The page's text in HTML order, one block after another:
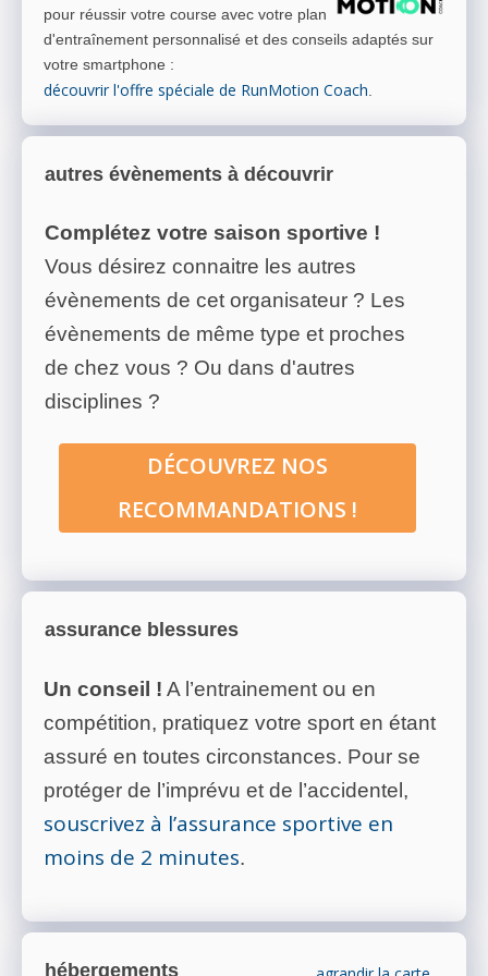
pour réussir votre course avec votre plan
d'entraînement personnalisé et des conseils adaptés sur
votre smartphone :
découvrir l'offre spéciale de RunMotion Coach.
autres évènements à découvrir
Complétez votre saison sportive !
Vous désirez connaitre les autres
évènements de cet organisateur ? Les
évènements de même type et proches
de chez vous ? Ou dans d'autres
disciplines ?
DÉCOUVREZ NOS
RECOMMANDATIONS !
assurance blessures
Un conseil ! A l’entrainement ou en
compétition, pratiquez votre sport en étant
assuré en toutes circonstances. Pour se
protéger de l’imprévu et de l’accidentel,
souscrivez à l’assurance sportive en
moins de 2 minutes.
hébergements